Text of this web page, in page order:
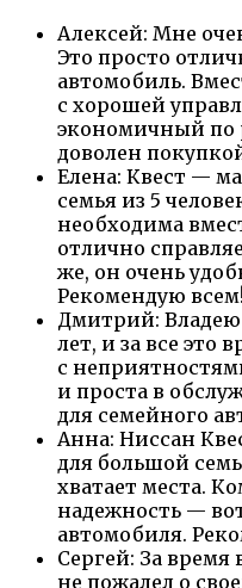
Алексей: Мне
Это просто
автомобиль.
с хорошей
экономичный по
доволен
Елена: Квест —
семья из 5
необходима
отлично
же, он очень
Рекомендую всем!
Дмитрий: Владею
лет, и за все это
с
и проста в
для семейного
Анна: Ниссан
для большой
хватает места.
надежность —
автомобиля.
Сергей: За время
не пожалел о